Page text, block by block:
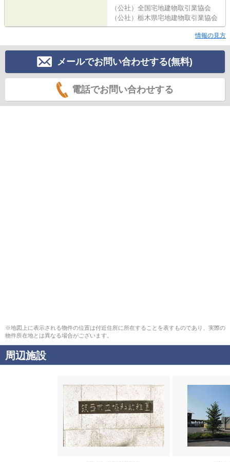
（公社）全国宅地建物取引業協会
（公社）栃木県宅地建物取引業協会
情報の見方
メールでお問い合わせする(無料)
電話でお問い合わせする
※地図上に表示される物件の位置は付近住所に所在することを表すものであり、実際の
物件所在地とは異なる場合がございます。
周辺施設